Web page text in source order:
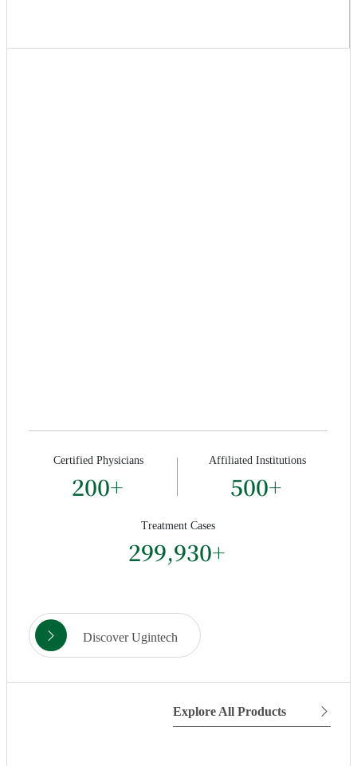
Certified Physicians
200+
Affiliated Institutions
500+
Treatment Cases
300,000+
Discover Ugintech
Explore All Products